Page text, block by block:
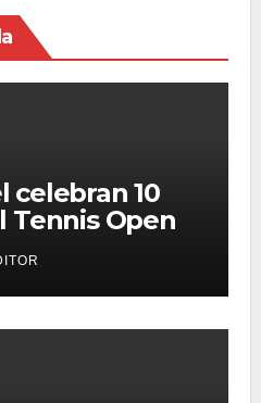
celebran 10
Tennis Open
y